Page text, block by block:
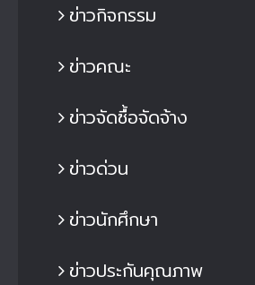
ข่าวกิจกรรม
ข่าวคณะ
ข่าวจัดซื้อจัดจ้าง
ข่าวด่วน
ข่าวนักศึกษา
ข่าวประกันคุณภาพ